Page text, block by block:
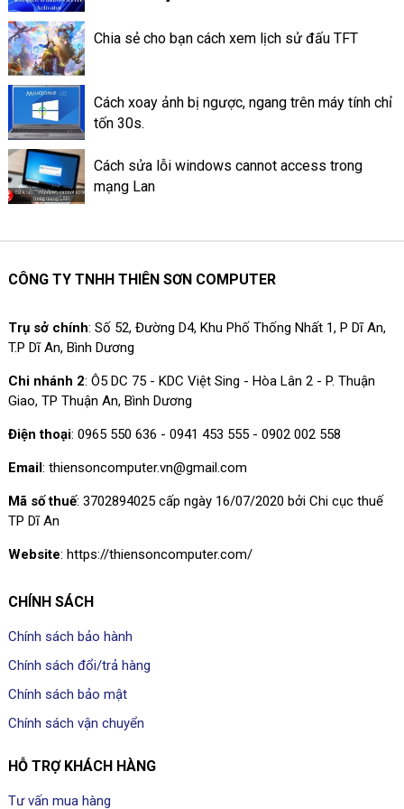
nhiệt ở trên máy tính.
Chia sẻ cho bạn cách xem lịch sử đấu TFT
Cách xoay ảnh bị ngược, ngang trên máy tính chỉ
tốn 30s.
Cách sửa lỗi windows cannot access trong
mạng Lan
CÔNG TY TNHH THIÊN SƠN COMPUTER
Trụ sở chính: Số 52, Đường D4, Khu Phố Thống Nhất 1, P Dĩ An,
T.P Dĩ An, Bình Dương
Chi nhánh 2: Ô5 DC 75 - KDC Việt Sing - Hòa Lân 2 - P. Thuận
Giao, TP Thuận An, Bình Dương
Điện thoại: 0965 550 636 - 0941 453 555 - 0902 002 558
Email: thiensoncomputer.vn@gmail.com
Mã số thuế: 3702894025 cấp ngày 16/07/2020 bởi Chi cục thuế
TP Dĩ An
Website: https://thiensoncomputer.com/
CHÍNH SÁCH
Chính sách bảo hành
Chính sách đổi/trả hàng
Chính sách bảo mật
Chính sách vận chuyển
HỖ TRỢ KHÁCH HÀNG
Tư vấn mua hàng